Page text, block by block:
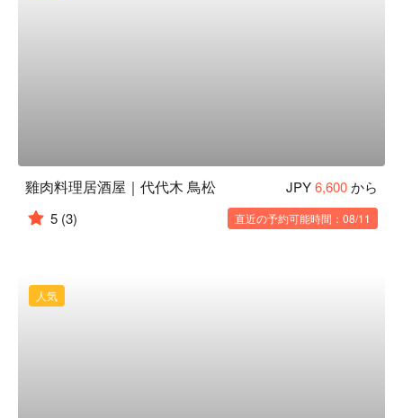
雞肉料理居酒屋｜代代木 鳥松 JPY6,600から
5 (3) 直近の予約可能時間：08/11
人気